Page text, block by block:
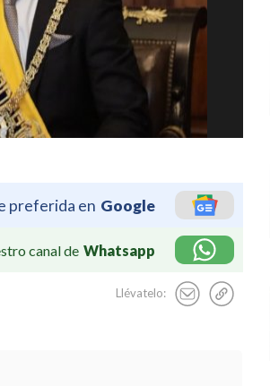
preferida en Google
canal de Whatsapp
Llévatelo: